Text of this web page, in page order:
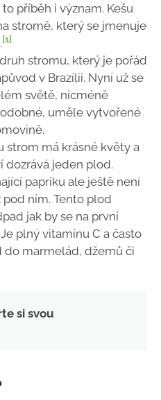
příběh i význam. Kešu
stromě, který se jmenuje
[1]
stromu, který je pořád
v Brazílii. Nyní už se
světě, nicméně
uměle vytvořené
strom má krásné květy a
dozrává jeden plod.
papriku ale ještě není
pod ním. Tento plod
jak by se na první
plný vitamínu C a často
do marmelád, džemů či
si svou